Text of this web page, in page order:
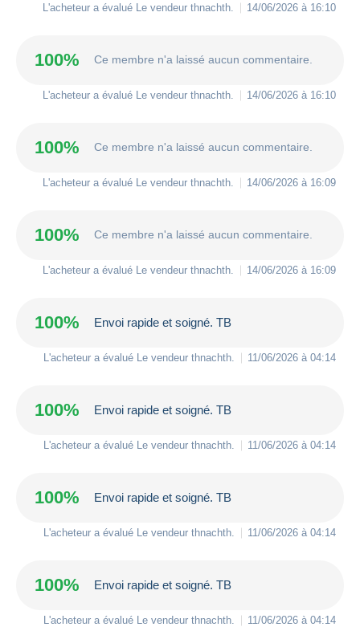
L'acheteur a évalué Le vendeur thnachth 14/06/2026 à 16:10
100% Ce membre n'a laissé aucun commentaire.
L'acheteur a évalué Le vendeur thnachth 14/06/2026 à 16:10
100% Ce membre n'a laissé aucun commentaire.
L'acheteur a évalué Le vendeur thnachth 14/06/2026 à 16:09
100% Ce membre n'a laissé aucun commentaire.
L'acheteur a évalué Le vendeur thnachth 14/06/2026 à 16:09
100% Envoi rapide et soigné. TB
L'acheteur a évalué Le vendeur thnachth 11/06/2026 à 04:14
100% Envoi rapide et soigné. TB
L'acheteur a évalué Le vendeur thnachth 11/06/2026 à 04:14
100% Envoi rapide et soigné. TB
L'acheteur a évalué Le vendeur thnachth 11/06/2026 à 04:14
100% Envoi rapide et soigné. TB
L'acheteur a évalué Le vendeur thnachth 11/06/2026 à 04:14